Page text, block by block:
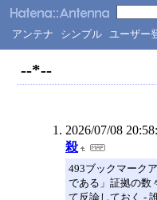
アンテナ シンプル ユーザー
--*--
2026/07/08
殺
493ブックマーク
である」証拠の数
て反論しておく -